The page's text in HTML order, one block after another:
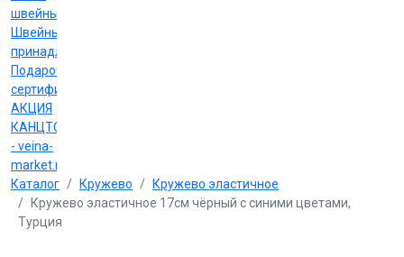
швейные
Швейные
принадлежности
Подарочные
сертификаты
АКЦИЯ
КАНЦТОВАРЫ
- veina-
market.ru
Каталог
Кружево
Кружево эластичное
Кружево эластичное 17см чёрный с синими цветами,
Турция